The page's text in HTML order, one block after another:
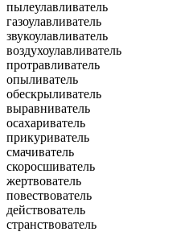
пылеулавливатель
газоулавливатель
звукоулавливатель
воздухоулавливатель
протравливатель
опыливатель
обескрыливатель
выравниватель
осахариватель
прикуриватель
смачиватель
скоросшиватель
жертвователь
повествователь
действователь
странствователь